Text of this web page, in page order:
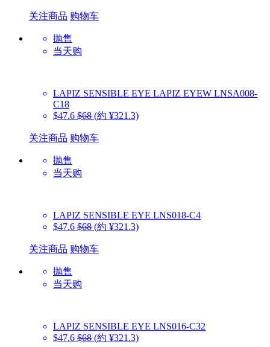
关注商品 购物车
抛售
当天购
LAPIZ SENSIBLE EYE LAPIZ EYEW LNSA008-
C18
$47.6 $68 (約 ¥321.3)
关注商品 购物车
抛售
当天购
LAPIZ SENSIBLE EYE LNS018-C4
$47.6 $68 (約 ¥321.3)
关注商品 购物车
抛售
当天购
LAPIZ SENSIBLE EYE LNS016-C32
$47.6 $68 (約 ¥321.3)